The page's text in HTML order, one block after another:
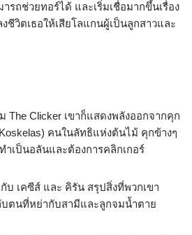
รถช่วยทอร์ได้ และเริ่มเชื่อมากขึ้นเรื่อง
ชีวิตเธอให้เสียโลแกนผู้เป็นลูกสาวและ
The Clicker เขาก็แสดงพลังออกจากคุก
คนในลัทธิแห่งต้นไม้ คุกข้างๆ
ำเป็นอลันและต้องการคลิกเกอร์
บ เคซีส์ และ คิรัน สรุปสิ่งที่พวกเขา
บตนที่หย่ากับสามีและลูกจมน้ำตาย